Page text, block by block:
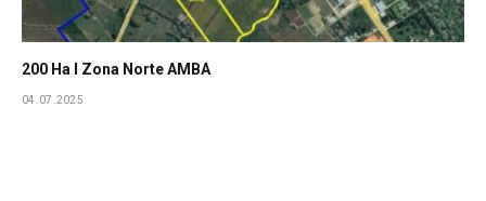
200 Ha I Zona Norte AMBA
04.07.2025